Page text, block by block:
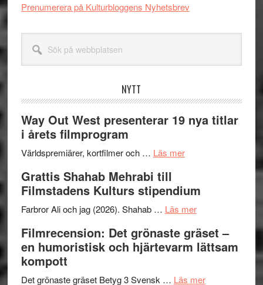
Prenumerera på Kulturbloggens Nyhetsbrev
webbplatsen
NYTT
Way Out West presenterar 19 nya titlar
i årets filmprogram
Världspremiärer, kortfilmer och … Läs merom
West
presenterar
nya
titlar
årets
Grattis Shahab Mehrabi till
Filmstadens Kulturs stipendium
Farbror Ali och jag (2026). Shahab … Läs merom
Shahab
Mehrabi
Filmstadens
Filmrecension: Det grönaste gräset –
en humoristisk och hjärtevarm lättsam
kompott
Det grönaste gräset Betyg 3 Svensk … Läs merom